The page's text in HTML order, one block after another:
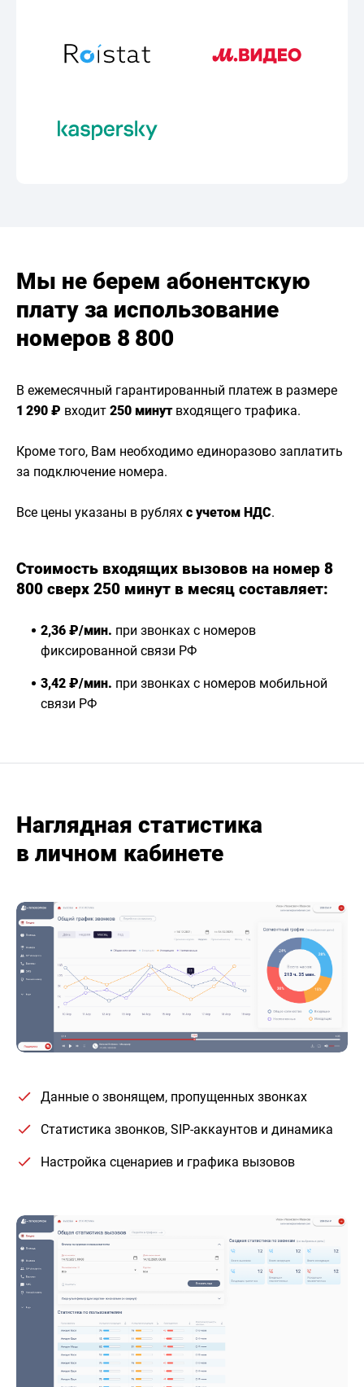
Мы не берем абонентскую
плату за использование
номеров 8 800
В ежемесячный гарантированный платеж в размере
1 290 ₽ входит 250 минутвходящего трафика.
Кроме того, Вам необходимо единоразово заплатить
за подключение номера.
Все цены указаны в рублях с учетом НДС.
Стоимость входящих вызовов на номер 8
800 сверх 250 минут в месяц составляет:
2,36 ₽/мин. при звонках с номеров
фиксированной связи РФ
3,42 ₽/мин. при звонках с номеров мобильной
связи РФ
Наглядная статистика
в личном кабинете
Данные о звонящем, пропущенных звонках
Статистика звонков, SIP-аккаунтов и динамика
Настройка сценариев и графика вызовов